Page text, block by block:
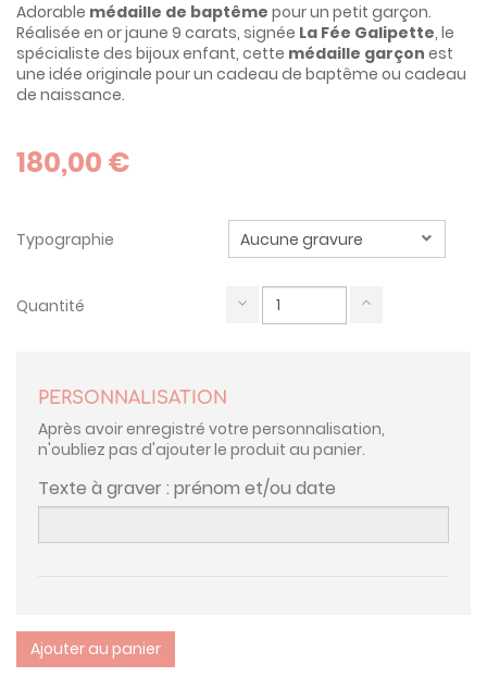
Adorable médaille de baptême pour un petit garçon.
Réalisée en or jaune 9 carats, signée La Fée Galipette, le
spécialiste des bijoux enfant, cette médaille garçon est
une idée originale pour un cadeau de baptême ou cadeau
de naissance.
180,00 €
Typographie
Quantité
PERSONNALISATION
Après avoir enregistré votre personnalisation,
n'oubliez pas d'ajouter le produit au panier.
Texte à graver : prénom et/ou date
Ajouter au panier